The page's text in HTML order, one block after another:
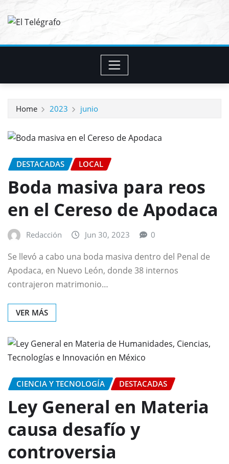
Home 2023 junio
DESTACADAS LOCAL
Boda masiva para reos
en el Cereso de Apodaca
Redacción Jun 30, 2023 0
Se llevó a cabo una boda masiva dentro del Penal de
Apodaca, en Nuevo León, donde 38 internos
contrajeron matrimonio…
VER MÁS
CIENCIA Y TECNOLOGÍA DESTACADAS
Ley General en Materia
causa desafío y
controversia